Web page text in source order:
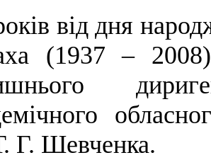
від дня
(1937 –
Г. Шевченка.